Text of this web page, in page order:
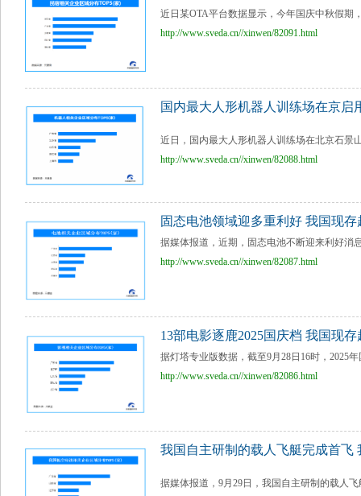
近日某OTA平台数据显示，今年国庆中秋假期
http://www.sveda.cn//xinwen/82091.html
国内最大人形机器人训练场在京启
近日，国内最大人形机器人训练场在北京石景
http://www.sveda.cn//xinwen/82088.html
固态电池领域迎多重利好 我国现存
据媒体报道，近期，固态电池不断迎来利好消
http://www.sveda.cn//xinwen/82087.html
13部电影逐鹿2025国庆档 我国现
据灯塔专业版数据，截至9月28日16时，2025
http://www.sveda.cn//xinwen/82086.html
我国自主研制的载人飞艇完成首飞
据媒体报道，9月29日，我国自主研制的载人